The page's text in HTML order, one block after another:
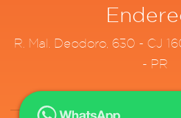
R. Mal. Deodoro, 630 - CJ
- PR